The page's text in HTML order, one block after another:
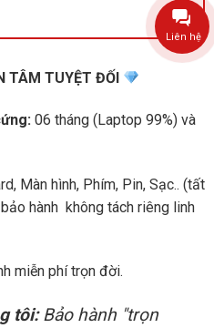
TÂM TUYỆT ĐỐI
06 tháng (Laptop 99%) và
Màn hình, Phím, Pin, Sạc.. (tất
hành không tách riêng linh
miễn phí trọn đời.
tôi:Bảo hành "trọn
Liên hệ